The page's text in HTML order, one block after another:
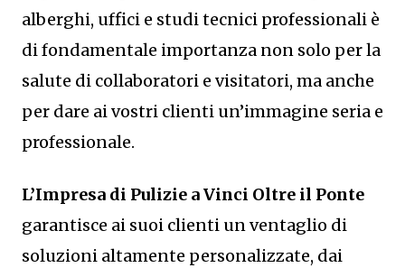
alberghi, uffici e studi tecnici professionali è
di fondamentale importanza non solo per la
salute di collaboratori e visitatori, ma anche
per dare ai vostri clienti un’immagine seria e
professionale.
L’Impresa di Pulizie a Vinci Oltre il Ponte
garantisce ai suoi clienti un ventaglio di
soluzioni altamente personalizzate, dai